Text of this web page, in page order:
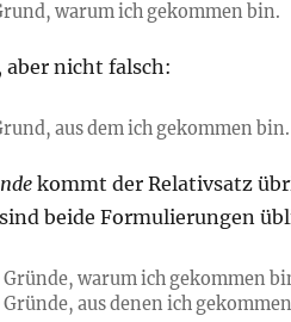
warum ich gekommen bin.
nicht falsch:
aus dem ich gekommen bin.
kommt der Relativsatz
beide Formulierungen
Gründe, warum ich gekommen
Gründe, aus denen ich